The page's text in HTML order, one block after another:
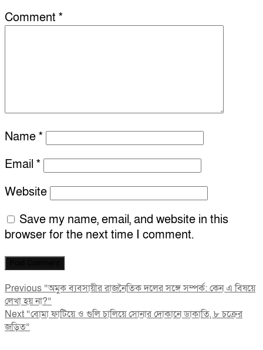
Comment *
Name*
Email *
Website
Save my name, email, and website in this
browser for the next time I comment.
Post
navigation
Previous Previous
post:
“অমুক ব্যবসায়ীর রাজনৈতিক দলের সঙ্গে সম্পর্ক: কেন এ বিষয়ে
লেখা হয় না?”
Next Next
post:
“বোমা ফাটিয়ে ও গুলি চালিয়ে সোনার দোকানে ডাকাতি, ৮ চক্রের
জড়িত”